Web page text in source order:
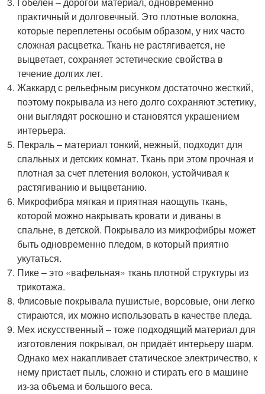
практичный и долговечный. Это плотные волокна,
которые переплетены особым образом, у них часто
сложная расцветка. Ткань не растягивается, не
выцветает, сохраняет эстетические свойства в
течение долгих лет.
Жаккард с рельефным рисунком достаточно жесткий,
поэтому покрывала из него долго сохраняют эстетику,
они выглядят роскошно и становятся украшением
интерьера.
Пекраль – материал тонкий, нежный, подходит для
спальных и детских комнат. Ткань при этом прочная и
плотная за счет плетения волокон, устойчивая к
растягиванию и выцветанию.
Микрофибра мягкая и приятная наощупь ткань,
которой можно накрывать кровати и диваны в
спальне, в детской. Покрывало из микрофибры может
быть одновременно пледом, в который приятно
укутаться.
Пике – это «вафельная» ткань плотной структуры из
трикотажа.
Флисовые покрывала пушистые, ворсовые, они легко
стираются, их можно использовать в качестве пледа.
Мех искусственный – тоже подходящий материал для
изготовления покрывал, он придаёт интерьеру шарм.
Однако мех накапливает статическое электричество, к
нему пристает пыль, сложно и стирать его в машине
из-за объема и большого веса.